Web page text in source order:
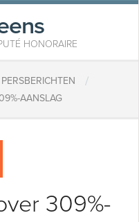
HONORAIRE
PERSBERICHTEN /
AANSLAG
309%-